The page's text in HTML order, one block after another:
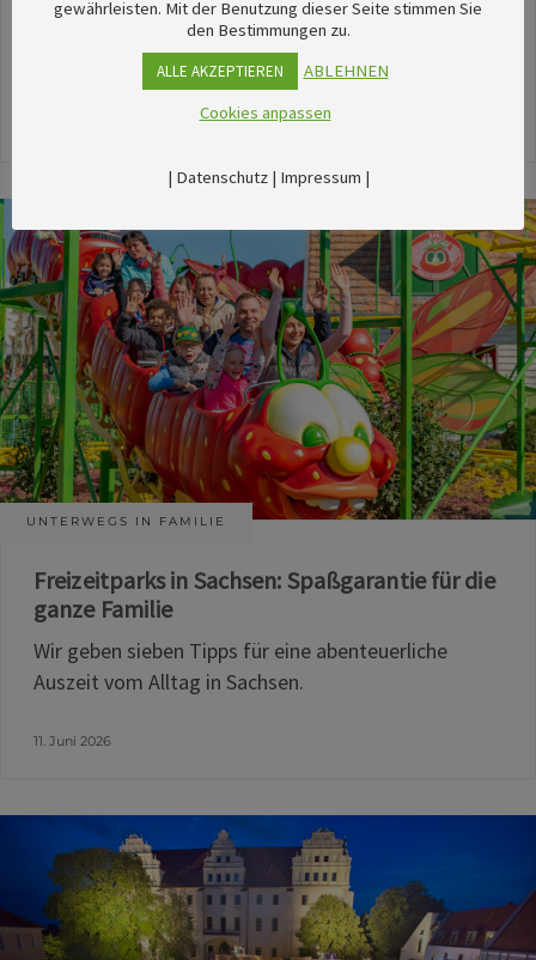
stimmungsvolle Veranstaltungen im August
herausgesucht.
UNTERWEGS IN FAMILIE
Freizeitparks in Sachsen: Spaßgarantie für die
ganze Familie
Wir geben sieben Tipps für eine abenteuerliche
Auszeit vom Alltag in Sachsen.
11. Juni 2026
gewährleisten. Mit der Benutzung dieser Seite stimmen Sie
den Bestimmungen zu.
ALLE AKZEPTIEREN
ABLEHNEN
Cookies anpassen
| Datenschutz| Impressum |